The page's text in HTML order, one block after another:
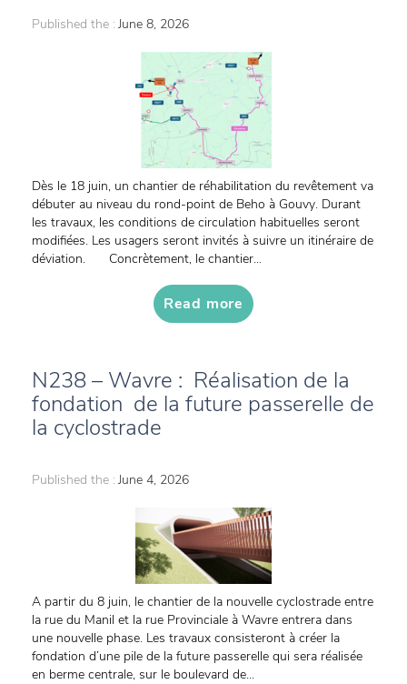
Published the : June 8, 2026
Dès le 18 juin, un chantier de réhabilitation du revêtement va
débuter au niveau du rond-point de Beho à Gouvy. Durant
les travaux, les conditions de circulation habituelles seront
modifiées. Les usagers seront invités à suivre un itinéraire de
déviation. Concrètement, le chantier...
Read more
N238 – Wavre : Réalisation de la
fondation de la future passerelle de
la cyclostrade
Published the : June 4, 2026
A partir du 8 juin, le chantier de la nouvelle cyclostrade entre
la rue du Manil et la rue Provinciale à Wavre entrera dans
une nouvelle phase. Les travaux consisteront à créer la
fondation d’une pile de la future passerelle qui sera réalisée
en berme centrale, sur le boulevard de...